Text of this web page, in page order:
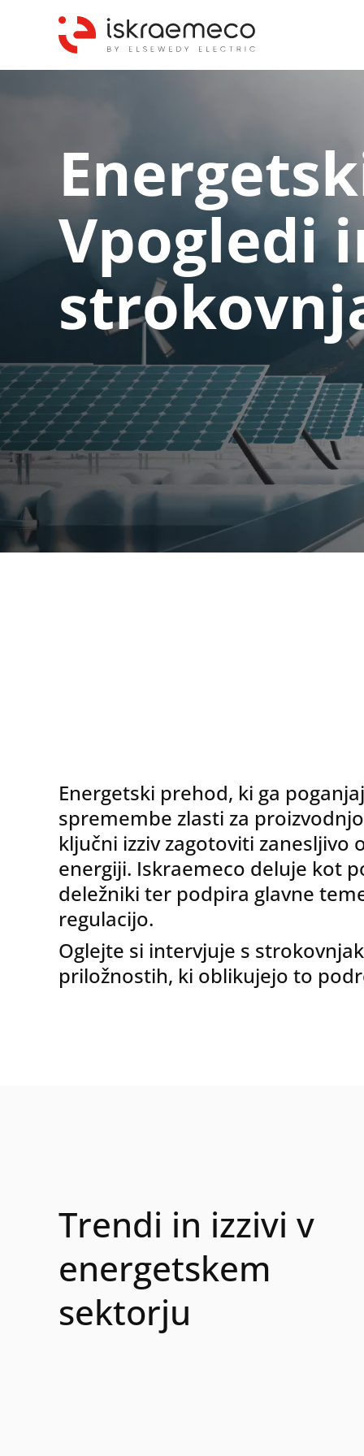
Vpogledi
Energetski prehod, ki ga
spremembe zlasti za
ključni izziv zagotoviti
energiji. Iskraemeco deluje kot
deležniki ter podpira glavne
regulacijo.
Oglejte si intervjuje s
priložnostih, ki oblikujejo to
Trendi in izzivi v
energetskem
sektorju